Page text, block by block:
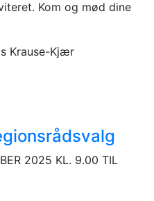
Kom og mød dine
Krause-Kjær
2025 KL. 9.00 TIL